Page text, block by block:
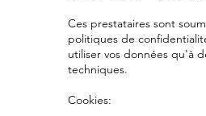
Ces prestataires sont
politiques de
utiliser vos données qu'à
techniques.
Cookies: